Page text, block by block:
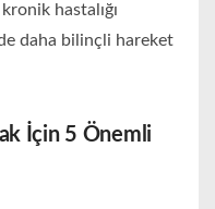
hastalığı
daha bilinçli hareket
İçin 5 Önemli